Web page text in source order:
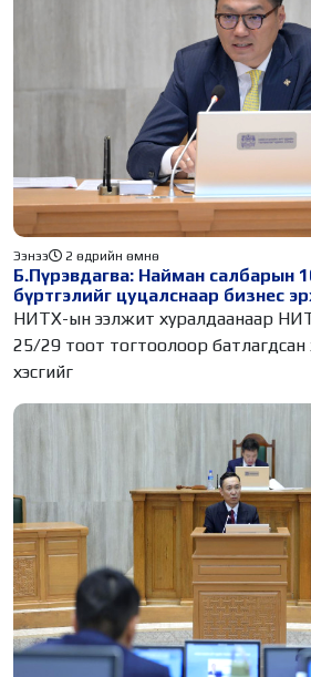
Б.Пүрэвдагва: Найман салбарын
бүртгэлийг цуцалснаар бизнес
нөхцөл бүрдэнэ
Ээнээ 2 өдрийн өмнө
НИТХ-ын ээлжит хуралдаанаар
25/29 тоот тогтоолоор
хэсгийг